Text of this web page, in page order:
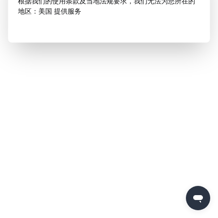
地区：美国 提供服务